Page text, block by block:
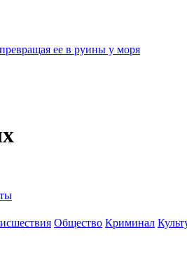
ее в руины у моря
Общество Криминал